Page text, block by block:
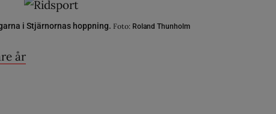
i Stjärnornas hoppning. Foto: Roland Thunholm
år